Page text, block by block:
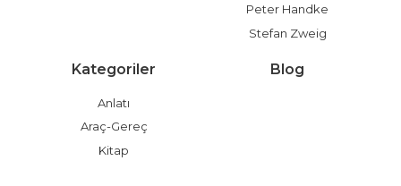
Peter Handke
Stefan Zweig
Kategoriler
Anlatı
Araç-Gereç
Kitap
Blog